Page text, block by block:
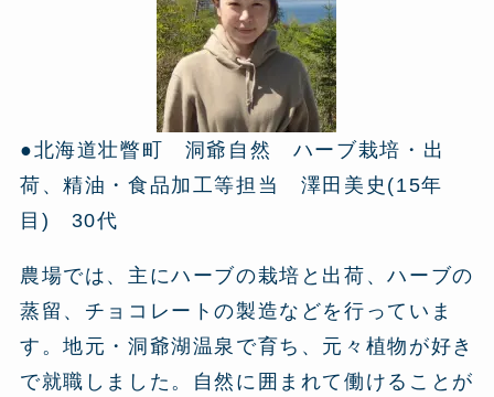
●北海道壮瞥町 洞爺自然 ハーブ栽培・出
荷、精油・食品加工等担当 澤田美史(15年
目) 30代
農場では、主にハーブの栽培と出荷、ハーブの
蒸留、チョコレートの製造などを行っていま
す。地元・洞爺湖温泉で育ち、元々植物が好き
で就職しました。自然に囲まれて働けることが